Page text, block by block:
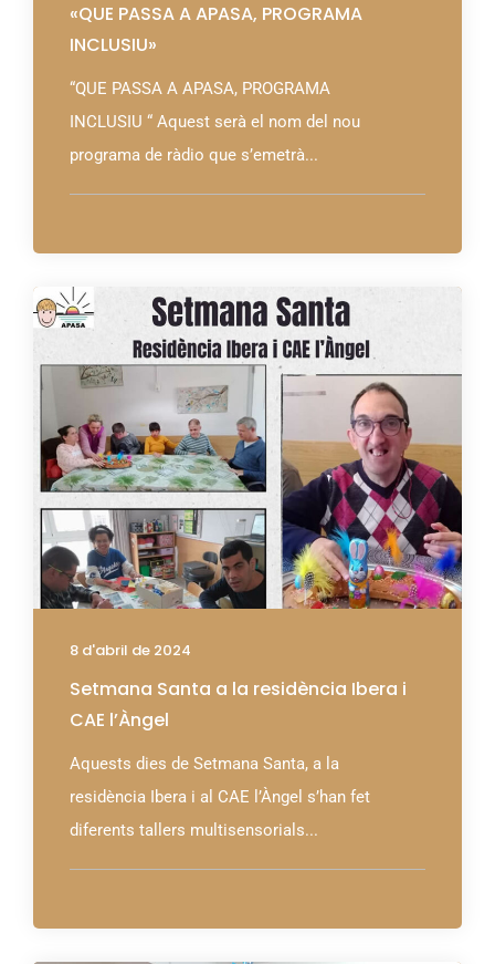
«QUE PASSA A APASA, PROGRAMA
INCLUSIU»
“QUE PASSA A APASA, PROGRAMA
INCLUSIU “ Aquest serà el nom del nou
programa de ràdio que s’emetrà...
8 d'abril de 2024
Setmana Santa a la residència Ibera i
CAE l’Àngel
Aquests dies de Setmana Santa, a la
residència Ibera i al CAE l’Àngel s’han fet
diferents tallers multisensorials...